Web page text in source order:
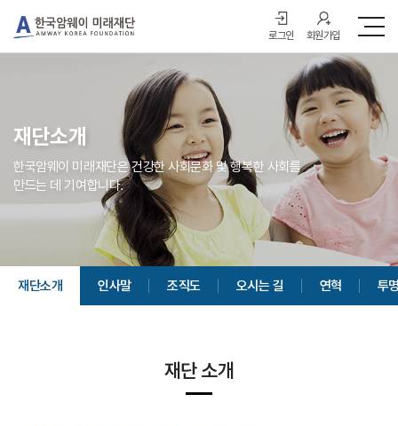
로그인 회원가입
재단소개
한국암웨이 미래재단은 건강한 사회문화 및 행복한 사회를
만드는 데 기여합니다.
재단소개 인사말 조직도 오시는 길 연혁 투
재단 소개